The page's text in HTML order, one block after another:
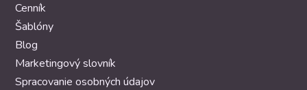
Cenník
Šablóny
Blog
Marketingový slovník
Spracovanie osobných údajov